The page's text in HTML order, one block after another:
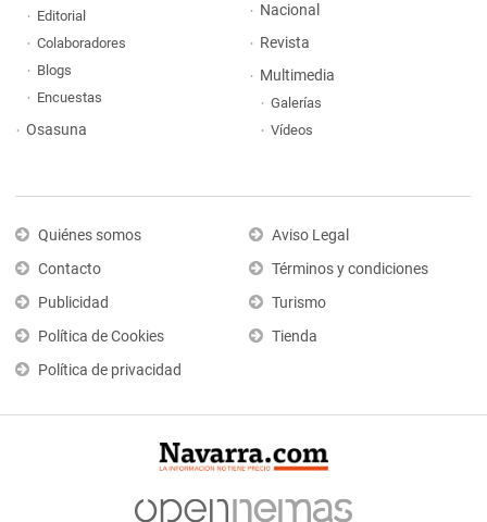
Editorial
Colaboradores
Blogs
Encuestas
Osasuna
Nacional
Revista
Multimedia
Galerías
Vídeos
Quiénes somos
Contacto
Publicidad
Política de Cookies
Política de privacidad
Aviso Legal
Términos y condiciones
Turismo
Tienda